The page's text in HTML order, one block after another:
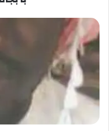
رمضان المبارك.
نمتثل أوامره بصوم
ألسنتنا وأسماعنا
في غير رمضان.
فرمضان إذن فرصة
الموسيقى وغيرها
وهو فرصة أيضا للكف
الشوارع وفي شاشات